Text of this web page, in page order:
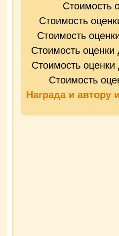
Стоимость
Стоимость
Стоимость
Стоимость
Стоимость
Стоимость
Награда и автору